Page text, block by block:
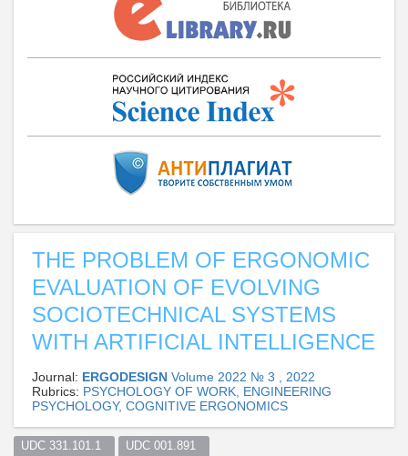
THE PROBLEM OF ERGONOMIC
EVALUATION OF EVOLVING
SOCIOTECHNICAL SYSTEMS
WITH ARTIFICIAL INTELLIGENCE
Journal: ERGODESIGN Volume 2022 № 3 , 2022
Rubrics: PSYCHOLOGY OF WORK, ENGINEERING
PSYCHOLOGY, COGNITIVE ERGONOMICS
UDC 331.101.1 UDC 001.891